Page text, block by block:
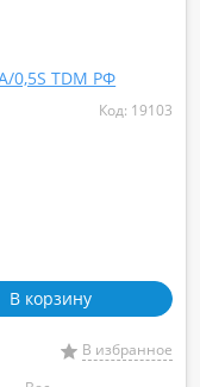
0,5S TDM РФ
Код: 19103
В корзину
В избранное